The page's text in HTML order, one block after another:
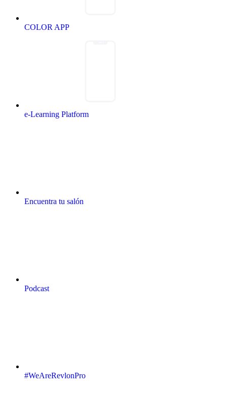
COLOR APP
e-Learning Platform
Encuentra tu salón
Podcast
#WeAreRevlonPro